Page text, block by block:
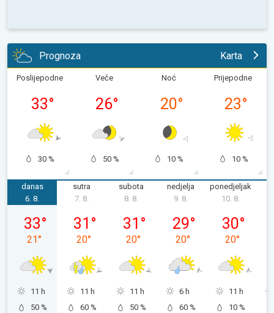
Prognoza Karta
Poslijepodne
33°
30 %
Veče
26°
50 %
Noć
20°
10 %
Prijepodne
23°
10 %
danas
četvrtak, 06. 08.
6. 8.
33°
21°
11 h
50 %
sutra
7. 8.
31 °
20°
11 h
60 %
subota
8. 8.
31 °
20°
11 h
50 %
nedjelja
9. 8.
29°
20°
6 h
60 %
ponedjeljak
10. 8.
30°
20°
11 h
10 %